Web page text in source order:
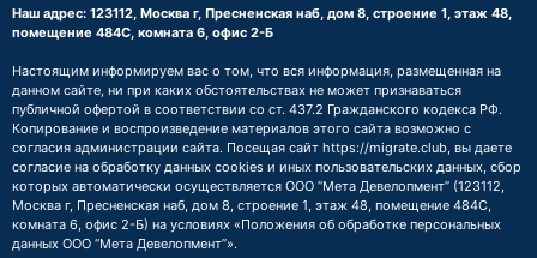
Наш адрес: 123112, Москва г, Пресненская наб, дом 8, строение 1, этаж 48,
помещение 484С, комната 6, офис 2-Б
Настоящим информируем вас о том, что вся информация, размещенная на
данном сайте, ни при каких обстоятельствах не может признаваться
публичной офертой в соответствии со ст. 437.2 Гражданского кодекса РФ.
Копирование и воспроизведение материалов этого сайта возможно с
согласия администрации сайта. Посещая сайт https://migrate.club, вы даете
согласие на обработку данных cookies и иных пользовательских данных, сбор
которых автоматически осуществляется ООО “Мета Девелопмент” (123112,
Москва г, Пресненская наб, дом 8, строение 1, этаж 48, помещение 484С,
комната 6, офис 2-Б) на условиях «Положения об обработке персональных
данных ООО “Мета Девелопмент”».